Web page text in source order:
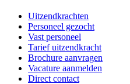
Uitzendkrachten
Personeel gezocht
Vast personeel
Tarief uitzendkracht
Brochure aanvragen
Vacature aanmelden
Direct contact